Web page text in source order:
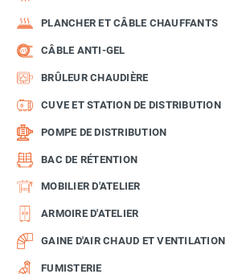
PLANCHER ET CÂBLE CHAUFFANTS
CÂBLE ANTI-GEL
BRÛLEUR CHAUDIÈRE
CUVE ET STATION DE DISTRIBUTION
POMPE DE DISTRIBUTION
BAC DE RÉTENTION
MOBILIER D'ATELIER
ARMOIRE D'ATELIER
GAINE D'AIR CHAUD ET VENTILATION
FUMISTERIE